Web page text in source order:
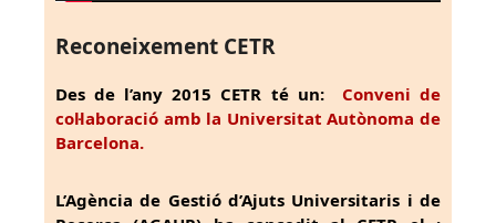
Reconeixement CETR
Des de l’any 2015 CETR té un: Conveni de
col·laboració amb la Universitat Autònoma de
Barcelona.
L’Agència de Gestió d’Ajuts Universitaris i de